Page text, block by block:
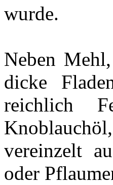
wurde.
Neben
dicke
reichlich
vereinzelt
oder